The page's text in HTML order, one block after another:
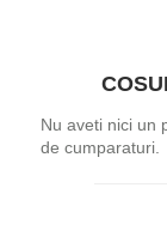
Nu aveti nici un
de cumparaturi.